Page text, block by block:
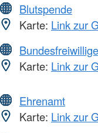
Blutspende
Karte: Link zur
Karte: Link zur
Ehrenamt
Karte: Link zur